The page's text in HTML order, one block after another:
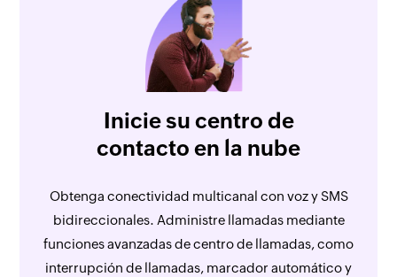
Inicie su centro de
contacto en la nube
Obtenga conectividad multicanal con voz y SMS
bidireccionales. Administre llamadas mediante
funciones avanzadas de centro de llamadas, como
interrupción de llamadas, marcador automático y